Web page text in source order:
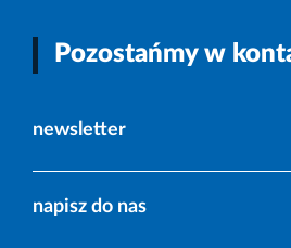
Pozostańmy w
newsletter
napisz do nas